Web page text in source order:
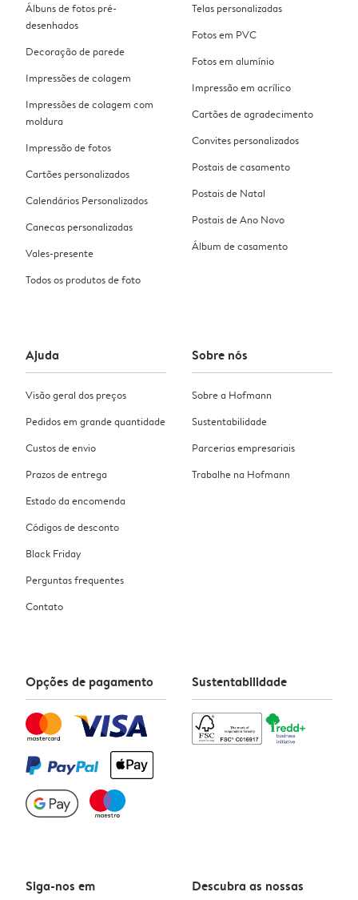
Álbuns de fotos pré-
desenhados
Decoração de parede
Impressões de colagem
Impressões de colagem com
moldura
Impressão de fotos
Cartões personalizados
Calendários Personalizados
Canecas personalizadas
Vales-presente
Todos os produtos de foto
Telas personalizadas
Fotos em PVC
Fotos em alumínio
Impressão em acrílico
Cartões de agradecimento
Convites personalizados
Postais de casamento
Postais de Natal
Postais de Ano Novo
Álbum de casamento
Ajuda
Visão geral dos preços
Pedidos em grande quantidade
Custos de envio
Prazos de entrega
Estado da encomenda
Códigos de desconto
Black Friday
Perguntas frequentes
Contato
Sobre nós
Sobre a Hofmann
Sustentabilidade
Parcerias empresariais
Trabalhe na Hofmann
Opções de pagamento Sustentabilidade
Siga-nos em
Descubra as nossas